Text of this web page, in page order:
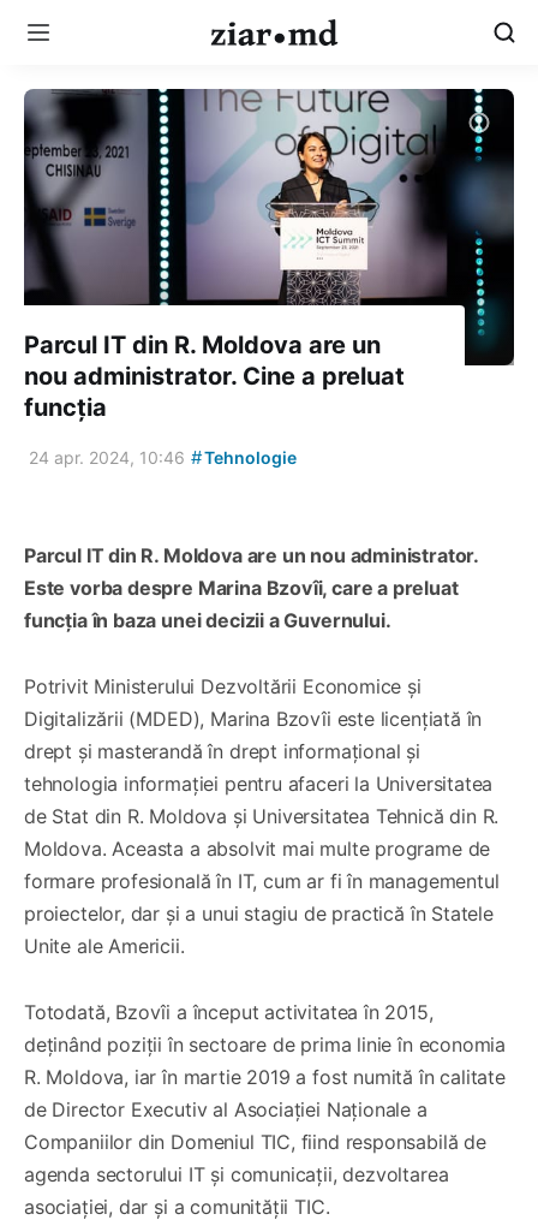
Parcul IT din R. Moldova are un
nou administrator. Cine a preluat
funcția
24 apr. 2024, 10:46 #Tehnologie
Parcul IT din R. Moldova are un nou administrator.
Este vorba despre Marina Bzovîi, care a preluat
funcția în baza unei decizii a Guvernului.
Potrivit Ministerului Dezvoltării Economice și
Digitalizării (MDED), Marina Bzovîi este licențiată în
drept și masterandă în drept informațional și
tehnologia informației pentru afaceri la Universitatea
de Stat din R. Moldova și Universitatea Tehnică din R.
Moldova. Aceasta a absolvit mai multe programe de
formare profesională în IT, cum ar fi în managementul
proiectelor, dar și a unui stagiu de practică în Statele
Unite ale Americii.
Totodată, Bzovîi a început activitatea în 2015,
deținând poziții în sectoare de prima linie în economia
R. Moldova, iar în martie 2019 a fost numită în calitate
de Director Executiv al Asociației Naționale a
Companiilor din Domeniul TIC, fiind responsabilă de
agenda sectorului IT și comunicații, dezvoltarea
asociației, dar și a comunității TIC.